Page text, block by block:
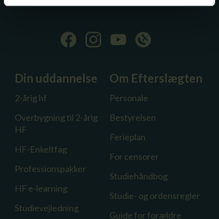
Din uddannelse
2-årig hf
Overbygning til 2-årig
HF
HF-Enkeltfag
Professionspakker
HF e-learning
Studievejledning
Om Efterslægten
Personale
Bestyrelsen
Ferieplan
For censorer
Studiehåndbog
Studie- og ordensregler
Guide for forældre